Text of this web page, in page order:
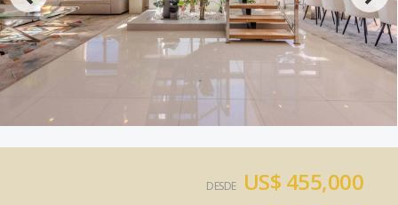
DESDE US$ 455,000